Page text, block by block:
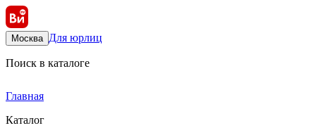
Москва Для юрлиц
Поиск в каталоге
Главная
Каталог